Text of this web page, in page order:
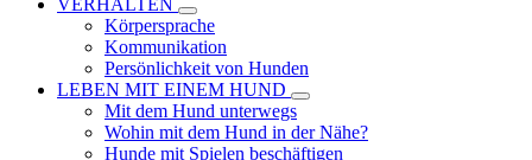
VERHALTEN
Körpersprache
Kommunikation
Persönlichkeit von Hunden
LEBEN MIT EINEM HUND
Mit dem Hund unterwegs
Wohin mit dem Hund in der Nähe?
Hunde mit Spielen beschäftigen